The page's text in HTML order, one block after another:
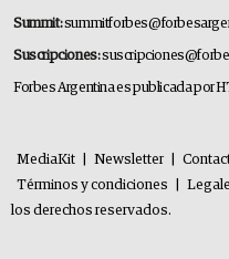
Summit:
Suscripciones:
Forbes Argentina es publicada por
MediaKit Newsletter
Términos y condiciones
los derechos reservados.